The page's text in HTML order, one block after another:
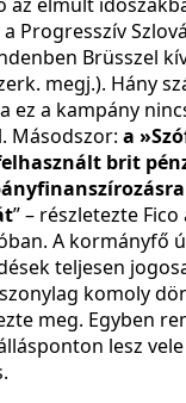
az elmúlt
Progresszív
Brüsszel
megj.). Hány
ez a kampány
Másodszor: a
brit
” – részletezte
A kormányfő
teljesen
komoly
meg. Egyben
lesz